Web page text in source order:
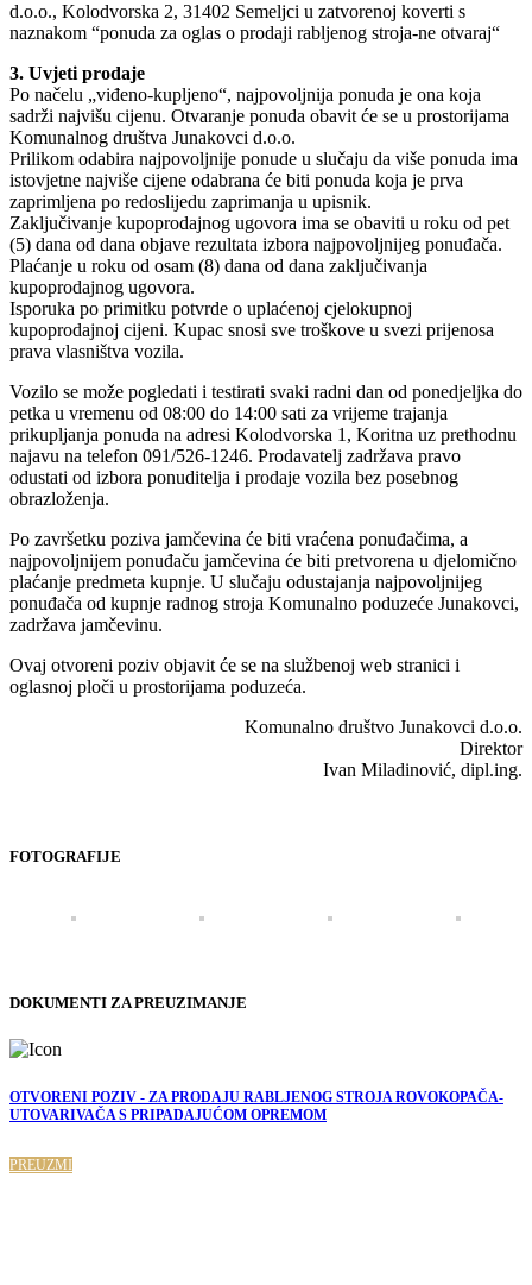
d.o.o., Kolodvorska 2, 31402 Semeljci u zatvorenoj koverti s
naznakom “ponuda za oglas o prodaji rabljenog stroja-ne otvaraj“
3. Uvjeti prodaje
Po načelu „viđeno-kupljeno“, najpovoljnija ponuda je ona koja
sadrži najvišu cijenu. Otvaranje ponuda obavit će se u prostorijama
Komunalnog društva Junakovci d.o.o.
Prilikom odabira najpovoljnije ponude u slučaju da više ponuda ima
istovjetne najviše cijene odabrana će biti ponuda koja je prva
zaprimljena po redoslijedu zaprimanja u upisnik.
Zaključivanje kupoprodajnog ugovora ima se obaviti u roku od pet
(5) dana od dana objave rezultata izbora najpovoljnijeg ponuđača.
Plaćanje u roku od osam (8) dana od dana zaključivanja
kupoprodajnog ugovora.
Isporuka po primitku potvrde o uplaćenoj cjelokupnoj
kupoprodajnoj cijeni. Kupac snosi sve troškove u svezi prijenosa
prava vlasništva vozila.
Vozilo se može pogledati i testirati svaki radni dan od ponedjeljka do
petka u vremenu od 08:00 do 14:00 sati za vrijeme trajanja
prikupljanja ponuda na adresi Kolodvorska 1, Koritna uz prethodnu
najavu na telefon 091/526-1246. Prodavatelj zadržava pravo
odustati od izbora ponuditelja i prodaje vozila bez posebnog
obrazloženja.
Po završetku poziva jamčevina će biti vraćena ponuđačima, a
najpovoljnijem ponuđaču jamčevina će biti pretvorena u djelomično
plaćanje predmeta kupnje. U slučaju odustajanja najpovoljnijeg
ponuđača od kupnje radnog stroja Komunalno poduzeće Junakovci,
zadržava jamčevinu.
Ovaj otvoreni poziv objavit će se na službenoj web stranici i
oglasnoj ploči u prostorijama poduzeća.
Komunalno društvo Junakovci d.o.o.
Direktor
Ivan Miladinović, dipl.ing.
FOTOGRAFIJE
DOKUMENTI ZA PREUZIMANJE
OTVORENI POZIV - ZA PRODAJU RABLJENOG STROJA ROVOKOPAČA-
UTOVARIVAČA S PRIPADAJUĆOM OPREMOM
PREUZMI